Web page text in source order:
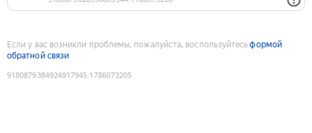
Если у вас возникли проблемы, пожалуйста, воспользуйтесьформой
обратной связи
9180879384924917945:1786073205